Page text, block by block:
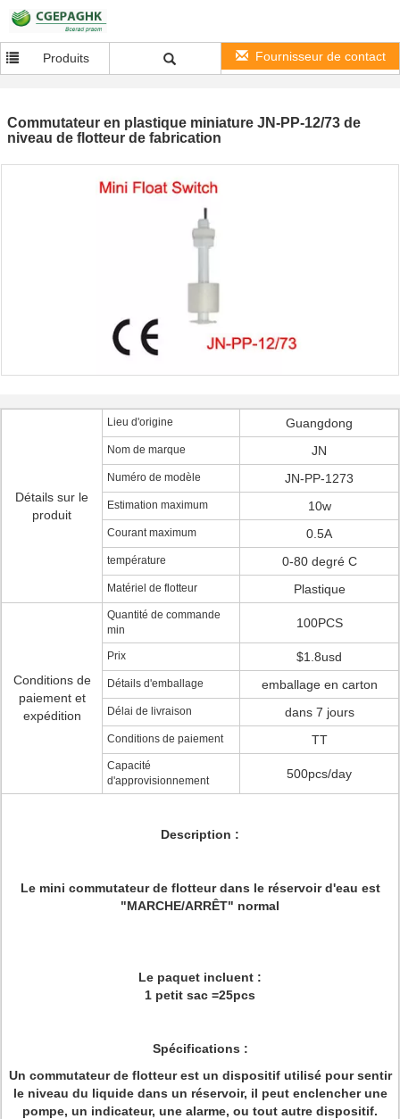
Produits Fournisseur de contact
Commutateur en plastique miniature JN-PP-12/73 de
niveau de flotteur de fabrication
Détails sur le
produit
Lieu d'origine Guangdong
Nom de marque JN
Numéro de modèle JN-PP-1273
Estimation maximum 10w
Courant maximum 0.5A
température 0-80 degré C
Matériel de flotteur Plastique
Conditions de
paiement et
expédition
Quantité de commande
min
100PCS
Prix $1.8usd
Détails d'emballage emballage en carton
Délai de livraison dans 7 jours
Conditions de paiement TT
Capacité
d'approvisionnement
500pcs/day
Description :
Le mini commutateur de flotteur dans le réservoir d'eau est
"MARCHE/ARRÊT" normal
Le paquet incluent :
1 petit sac =25pcs
Spécifications :
Un commutateur de flotteur est un dispositif utilisé pour sentir
le niveau du liquide dans un réservoir, il peut enclencher une
pompe, un indicateur, une alarme, ou tout autre dispositif.